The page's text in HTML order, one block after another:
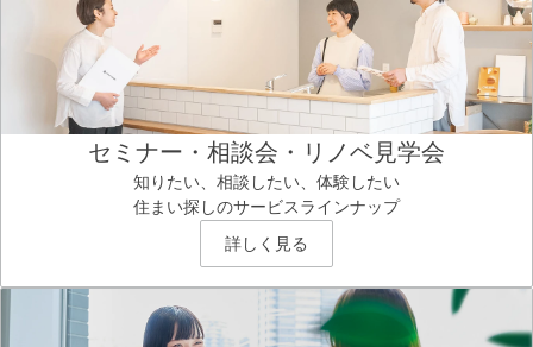
セミナー・相談会・リノベ見学会
知りたい、相談したい、体験したい
住まい探しのサービスラインナップ
詳しく見る